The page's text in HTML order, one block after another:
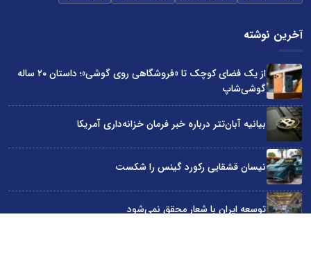
آخرین نوشته
از یک فضای کوچک تا «فروشگاهی روی گوشی»؛ داستان ۲۰ ساله
گوشی‌شاپ
بیانیه آبان‌تتر درباره خبر فرمان خزانه‌داری آمریکا
نیسان قشقایی رکورد گینس را شکست
توسعه ایران با شعار محقق نمی‌شود